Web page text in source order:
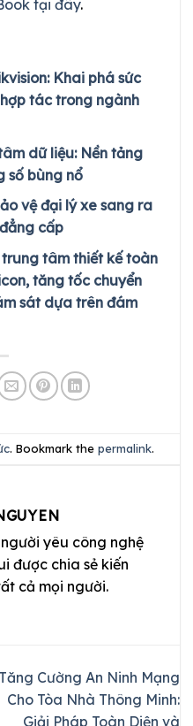
tại đây.
Khai phá sức
tác trong ngành
dữ liệu: Nền tảng
số bùng nổ
vệ đại lý xe sang ra
cấp
tâm thiết kế toàn
tăng tốc chuyển
sát dựa trên đám
. Bookmark thepermalink.
người yêu công nghệ
được chia sẻ kiến
cả mọi người.
Tăng Cường An Ninh Mạng
Cho Tòa Nhà Thông Minh:
Giải Pháp Toàn Diện và